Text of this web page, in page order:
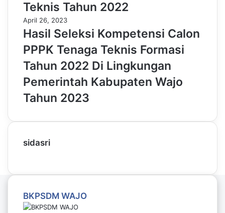
Teknis Tahun 2022
April 26, 2023
Hasil Seleksi Kompetensi Calon
PPPK Tenaga Teknis Formasi
Tahun 2022 Di Lingkungan
Pemerintah Kabupaten Wajo
Tahun 2023
sidasri
BKPSDM WAJO